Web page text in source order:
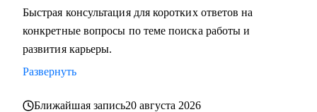
Быстрая консультация для коротких ответов на
конкретные вопросы по теме поиска работы и
развития карьеры.
Развернуть
Ближайшая запись20 августа 2026